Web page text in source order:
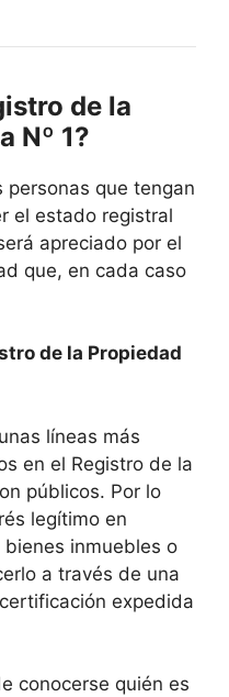
de la
Nº 1?
personas que tengan
el estado registral
apreciado por el
que, en cada caso
de la Propiedad
líneas más
en el Registro de la
públicos. Por lo
legítimo en
inmuebles o
a través de una
expedida
conocerse quién es